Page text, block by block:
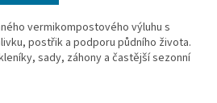
vermikompostového výluhu s
postřik a podporu půdního života.
sady, záhony a častější sezonní